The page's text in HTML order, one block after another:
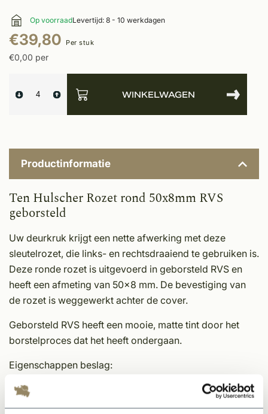
Op voorraadLevertijd: 8 - 10 werkdagen
€39,80 Per stuk
€0,00 per
WINKELWAGEN
Productinformatie
Ten Hulscher Rozet rond 50x8mm RVS
geborsteld
Uw deurkruk krijgt een nette afwerking met deze
sleutelrozet, die links- en rechtsdraaiend te gebruiken is.
Deze ronde rozet is uitgevoerd in geborsteld RVS en
heeft een afmeting van 50x8 mm. De bevestiging van
de rozet is weggewerkt achter de cover.
Geborsteld RVS heeft een mooie, matte tint door het
borstelproces dat het heeft ondergaan.
Eigenschappen beslag:
Stijlvolle strakke afwerking
Uitstekend geschikt bij een strak of moderne interieur